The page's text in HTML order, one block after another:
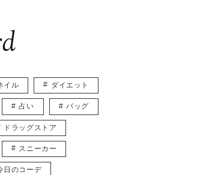
イル ダイエット
占い バッグ
ドラッグストア
スニーカー
日のコーデ